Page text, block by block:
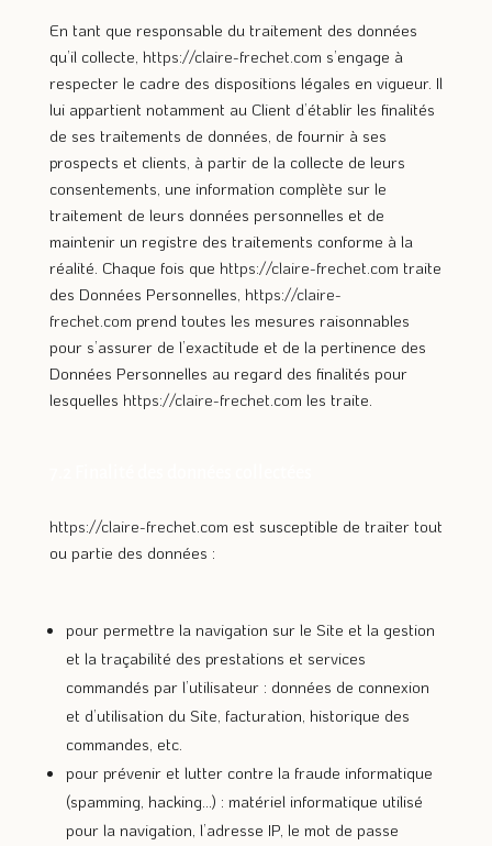
En tant que responsable du traitement des données
qu’il collecte, https://claire-frechet.com s’engage à
respecter le cadre des dispositions légales en vigueur. Il
lui appartient notamment au Client d’établir les finalités
de ses traitements de données, de fournir à ses
prospects et clients, à partir de la collecte de leurs
consentements, une information complète sur le
traitement de leurs données personnelles et de
maintenir un registre des traitements conforme à la
réalité. Chaque fois que https://claire-frechet.com traite
des Données Personnelles, https://claire-
frechet.com prend toutes les mesures raisonnables
pour s’assurer de l’exactitude et de la pertinence des
Données Personnelles au regard des finalités pour
lesquelles https://claire-frechet.com les traite.
https://claire-frechet.com est susceptible de traiter tout
ou partie des données :
pour permettre la navigation sur le Site et la gestion
et la traçabilité des prestations et services
commandés par l’utilisateur : données de connexion
et d’utilisation du Site, facturation, historique des
commandes, etc.
pour prévenir et lutter contre la fraude informatique
(spamming, hacking…) : matériel informatique utilisé
pour la navigation, l’adresse IP, le mot de passe